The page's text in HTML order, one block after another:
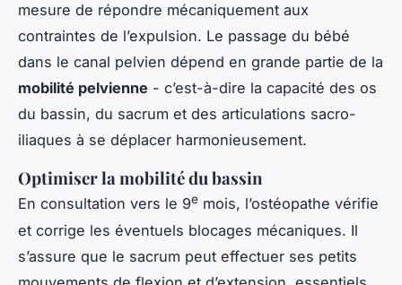
mesure de répondre mécaniquement aux
contraintes de l’expulsion. Le passage du bébé
dans le canal pelvien dépend en grande partie de la
mobilité pelvienne - c’est-à-dire la capacité des os
du bassin, du sacrum et des articulations sacro-
iliaques à se déplacer harmonieusement.
Optimiser la mobilité du bassin
En consultation vers le 9e mois, l’ostéopathe vérifie
et corrige les éventuels blocages mécaniques. Il
s’assure que le sacrum peut effectuer ses petits